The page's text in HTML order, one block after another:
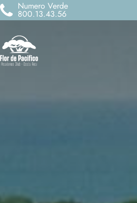
Numero Verde
800.13.43.56